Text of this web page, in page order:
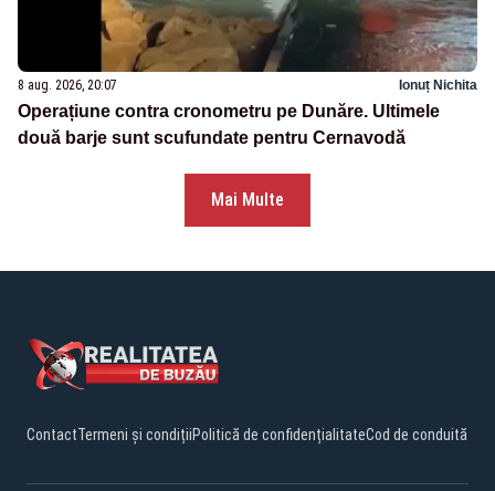
8 aug. 2026, 20:07 Ionuț Nichita
Operațiune contra cronometru pe Dunăre. Ultimele
două barje sunt scufundate pentru Cernavodă
Mai Multe
ContactTermeni și condițiiPolitică de confidențialitateCod de conduită